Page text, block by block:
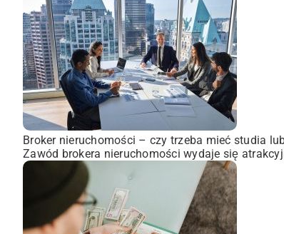
Broker nieruchomości – czy trzeba mieć studia
Zawód brokera nieruchomości wydaje się